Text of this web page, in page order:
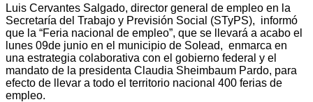
Luis Cervantes Salgado, director general de empleo en la
Secretaría del Trabajo y Previsión Social (STyPS), informó
que la “Feria nacional de empleo”, que se llevará a acabo el
lunes 09de junio en el municipio de Solead, enmarca en
una estrategia colaborativa con el gobierno federal y el
mandato de la presidenta Claudia Sheimbaum Pardo, para
efecto de llevar a todo el territorio nacional 400 ferias de
empleo.